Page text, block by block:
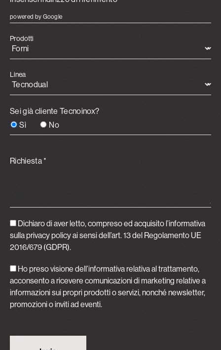
powered by Google
Prodotti
Linea
Sei già cliente Tecnoinox?
Sì
No
Richiesta *
Dichiaro di aver letto, compreso ed acquisito l’informativa
sulla privacy policyai sensi dell’art. 13 del Regolamento UE
2016/679 (GDPR).
Ho preso visione dell’informativa relativa al trattamento,
acconsento a ricevere comunicazioni di marketing relative a
informazioni sui propri prodotti o servizi, nonché newsletter,
promozioni o inviti ad eventi.